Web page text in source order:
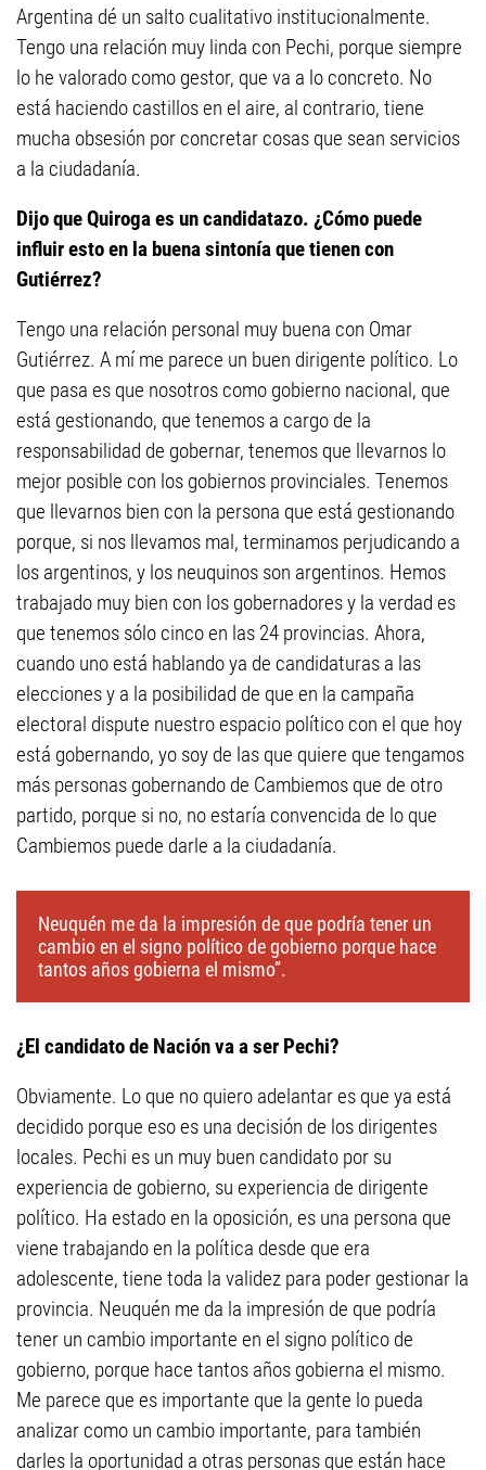
Argentina dé un salto cualitativo institucionalmente.
Tengo una relación muy linda con Pechi, porque siempre
lo he valorado como gestor, que va a lo concreto. No
está haciendo castillos en el aire, al contrario, tiene
mucha obsesión por concretar cosas que sean servicios
a la ciudadanía.
Dijo que Quiroga es un candidatazo. ¿Cómo puede
influir esto en la buena sintonía que tienen con
Gutiérrez?
Tengo una relación personal muy buena con Omar
Gutiérrez. A mí me parece un buen dirigente político. Lo
que pasa es que nosotros como gobierno nacional, que
está gestionando, que tenemos a cargo de la
responsabilidad de gobernar, tenemos que llevarnos lo
mejor posible con los gobiernos provinciales. Tenemos
que llevarnos bien con la persona que está gestionando
porque, si nos llevamos mal, terminamos perjudicando a
los argentinos, y los neuquinos son argentinos. Hemos
trabajado muy bien con los gobernadores y la verdad es
que tenemos sólo cinco en las 24 provincias. Ahora,
cuando uno está hablando ya de candidaturas a las
elecciones y a la posibilidad de que en la campaña
electoral dispute nuestro espacio político con el que hoy
está gobernando, yo soy de las que quiere que tengamos
más personas gobernando de Cambiemos que de otro
partido, porque si no, no estaría convencida de lo que
Cambiemos puede darle a la ciudadanía.
Neuquén me da la impresión de que podría tener un
cambio en el signo político de gobierno porque hace
tantos años gobierna el mismo”.
¿El candidato de Nación va a ser Pechi?
Obviamente. Lo que no quiero adelantar es que ya está
decidido porque eso es una decisión de los dirigentes
locales. Pechi es un muy buen candidato por su
experiencia de gobierno, su experiencia de dirigente
político. Ha estado en la oposición, es una persona que
viene trabajando en la política desde que era
adolescente, tiene toda la validez para poder gestionar la
provincia. Neuquén me da la impresión de que podría
tener un cambio importante en el signo político de
gobierno, porque hace tantos años gobierna el mismo.
Me parece que es importante que la gente lo pueda
analizar como un cambio importante, para también
darles la oportunidad a otras personas que están hace